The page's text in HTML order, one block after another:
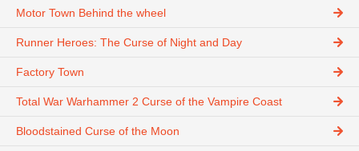
Motor Town Behind the wheel
Runner Heroes: The Curse of Night and Day
Factory Town
Total War Warhammer 2 Curse of the Vampire Coast
Bloodstained Curse of the Moon